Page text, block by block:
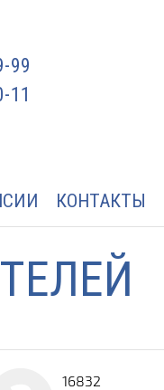
99
11
КОНТАКТЫ
16832